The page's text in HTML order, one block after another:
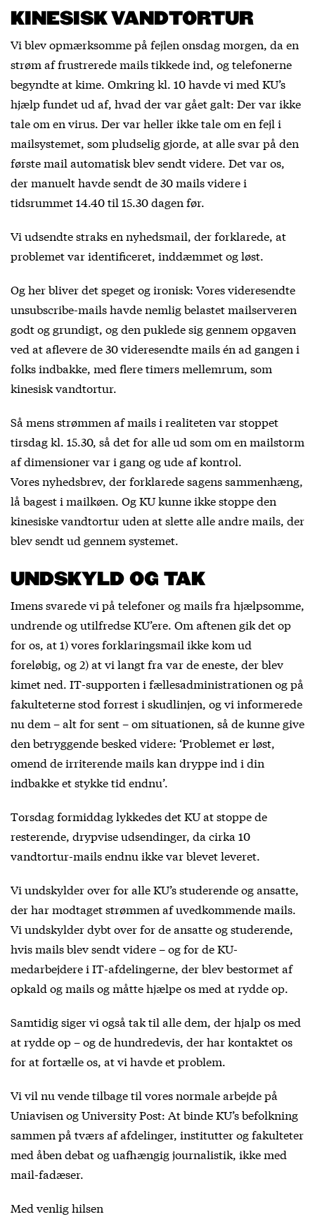
KINESISK VANDTORTUR
Vi blev opmærksomme på fejlen onsdag morgen, da en
strøm af frustrerede mails tikkede ind, og telefonerne
begyndte at kime. Omkring kl. 10 havde vi med KU’s
hjælp fundet ud af, hvad der var gået galt: Der var ikke
tale om en virus. Der var heller ikke tale om en fejl i
mailsystemet, som pludselig gjorde, at alle svar på den
første mail automatisk blev sendt videre. Det var os,
der manuelt havde sendt de 30 mails videre i
tidsrummet 14.40 til 15.30 dagen før.
Vi udsendte straks en nyhedsmail, der forklarede, at
problemet var identificeret, inddæmmet og løst.
Og her bliver det speget og ironisk: Vores videresendte
unsubscribe-mails havde nemlig belastet mailserveren
godt og grundigt, og den puklede sig gennem opgaven
ved at aflevere de 30 videresendte mails én ad gangen i
folks indbakke, med flere timers mellemrum, som
kinesisk vandtortur.
Så mens strømmen af mails i realiteten var stoppet
tirsdag kl. 15.30, så det for alle ud som om en mailstorm
af dimensioner var i gang og ude af kontrol.
Vores nyhedsbrev, der forklarede sagens sammenhæng,
lå bagest i mailkøen. Og KU kunne ikke stoppe den
kinesiske vandtortur uden at slette alle andre mails, der
blev sendt ud gennem systemet.
UNDSKYLD OG TAK
Imens svarede vi på telefoner og mails fra hjælpsomme,
undrende og utilfredse KU’ere. Om aftenen gik det op
for os, at 1) vores forklaringsmail ikke kom ud
foreløbig, og 2) at vi langt fra var de eneste, der blev
kimet ned. IT-supporten i fællesadministrationen og på
fakulteterne stod forrest i skudlinjen, og vi informerede
nu dem – alt for sent – om situationen, så de kunne give
den betryggende besked videre: ‘Problemet er løst,
omend de irriterende mails kan dryppe ind i din
indbakke et stykke tid endnu’.
Torsdag formiddag lykkedes det KU at stoppe de
resterende, drypvise udsendinger, da cirka 10
vandtortur-mails endnu ikke var blevet leveret.
Vi undskylder over for alle KU’s studerende og ansatte,
der har modtaget strømmen af uvedkommende mails.
Vi undskylder dybt over for de ansatte og studerende,
hvis mails blev sendt videre – og for de KU-
medarbejdere i IT-afdelingerne, der blev bestormet af
opkald og mails og måtte hjælpe os med at rydde op.
Samtidig siger vi også tak til alle dem, der hjalp os med
at rydde op – og de hundredevis, der har kontaktet os
for at fortælle os, at vi havde et problem.
Vi vil nu vende tilbage til vores normale arbejde på
Uniavisen og University Post: At binde KU’s befolkning
sammen på tværs af afdelinger, institutter og fakulteter
med åben debat og uafhængig journalistik, ikke med
mail-fadæser.
Med venlig hilsen